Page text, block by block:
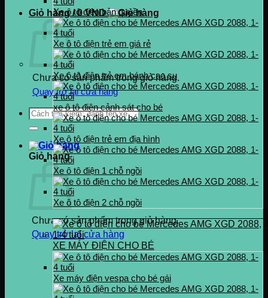
Giỏ hàng /0VND
Chưa có sản phẩm trong giỏ hàng.
Quay trở lại cửa hàng
Tìm
kiếm:
Giỏ hàng
Chưa có sản phẩm trong giỏ hàng.
Quay trở lại cửa hàng
Xe ô tô điện bản quyền
Xe ô tô điện trẻ em giá rẻ
Xe ô tô điện trẻ em bánh cao su
xe ô tô điện cảnh sát cho bé
Xe ô tô điện trẻ em địa hình
Xe ô tô điện 1 chỗ ngồi
Xe ô tô điện 2 chỗ ngồi
XE MÁY ĐIỆN CHO BÉ
Xe máy điện vespa cho bé gái